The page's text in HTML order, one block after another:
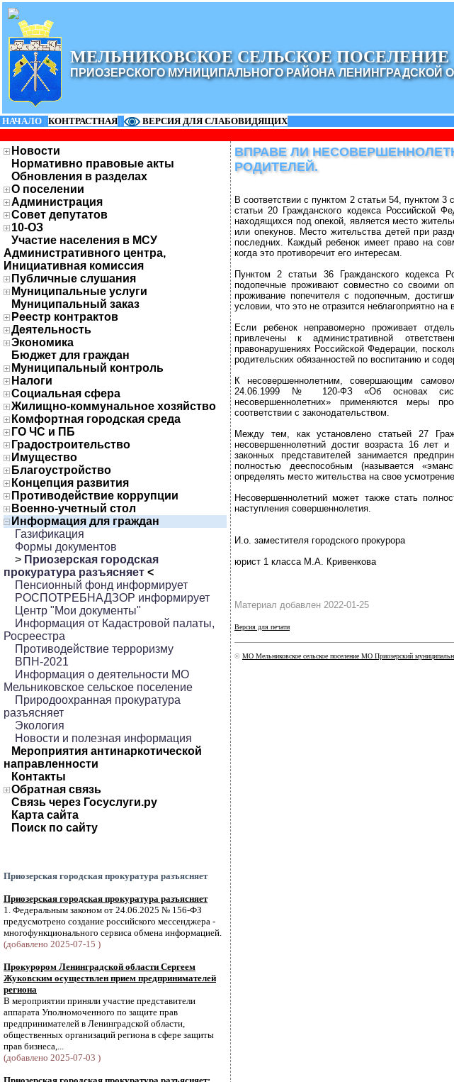
МЕЛЬНИКОВСКОЕ СЕЛЬСКОЕ ПОСЕЛЕНИЕ
ПРИОЗЕРСКОГО МУНИЦИПАЛЬНОГО РАЙОНА ЛЕНИНГРАДСКОЙ
НАЧАЛО | КОНТРАСТНАЯ |
ВЕРСИЯ ДЛЯ СЛАБОВИДЯЩИХ
ОБРАТИТЕ
Новости
Нормативно правовые акты
Обновления в разделах
О поселении
Администрация
Совет депутатов
10-ОЗ
Участие населения в МСУ
Административного центра,
Инициативная комиссия
Публичные слушания
Муниципальные услуги
Муниципальный заказ
Реестр контрактов
Деятельность
Экономика
Бюджет для граждан
Муниципальный контроль
Налоги
Социальная сфера
Жилищно-коммунальное хозяйство
Комфортная городская среда
ГО ЧС и ПБ
Градостроительство
Имущество
Благоустройство
Концепция развития
Противодействие коррупции
Военно-учетный стол
Информация для граждан
Газификация
Формы документов
> Приозерская городская
прокуратура разъясняет <
Пенсионный фонд информирует
РОСПОТРЕБНАДЗОР информирует
Центр "Мои документы"
Информация от Кадастровой палаты,
Росреестра
Противодействие терроризму
ВПН-2021
Информация о деятельности МО
Мельниковское сельское поселение
Природоохранная прокуратура
разъясняет
Экология
Новости и полезная информация
Мероприятия антинаркотической
направленности
Контакты
Обратная связь
Связь через Госуслуги.ру
Карта сайта
Поиск по сайту
Приозерская городская прокуратура разъясняет
Приозерская городская прокуратура разъясняет
1. Федеральным законом от 24.06.2025 № 156-ФЗ
предусмотрено создание российского мессенджера -
многофункционального сервиса обмена информацией.
(добавлено 2025-07-15 )
Прокурором Ленинградской области Сергеем
Жуковским осуществлен прием предпринимателей
региона
В мероприятии приняли участие представители
аппарата Уполномоченного по защите прав
предпринимателей в Ленинградской области,
общественных организаций региона в сфере защиты
прав бизнеса,...
(добавлено 2025-07-03 )
ВПРАВЕ ЛИ
РОДИТЕЛЕЙ.
В соответствии с пунктом 2 статьи 54, пунктом
статьи 20 Гражданского кодекса Российской
находящихся под опекой, является место
или опекунов. Место жительства детей при
последних. Каждый ребенок имеет право на
когда это противоречит его интересам.
Пунктом 2 статьи 36 Гражданского кодекса
подопечные проживают совместно со своими
проживание попечителя с подопечным,
условии, что это не отразится неблагоприятно
Если ребенок неправомерно проживает
привлечены к административной
правонарушениях Российской Федерации,
родительских обязанностей по воспитанию и
К несовершеннолетним, совершающим
24.06.1999 № 120-ФЗ «Об основах
несовершеннолетних» применяются меры
соответствии с законодательством.
Между тем, как установлено статьей 27
несовершеннолетний достиг возраста 16 лет
законных представителей занимается
полностью дееспособным (называется
определять место жительства на свое
Несовершеннолетний может также стать
наступления совершеннолетия.
И.о. заместителя городского прокурора
юрист 1 класса М.А. Кривенкова
Материал добавлен 2022-01-25
Версия для печати
© МО Мельниковское сельское поселение МО Приозерский